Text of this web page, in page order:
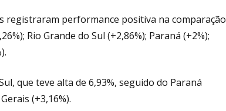
registraram performance positiva na comparação
Rio Grande do Sul (+2,86%); Paraná (+2%);
que teve alta de 6,93%, seguido do Paraná
(+3,16%).